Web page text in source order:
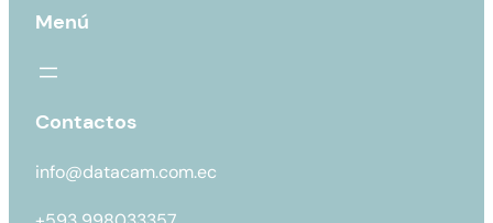
Menú
Contactos
info@datacam.com.ec